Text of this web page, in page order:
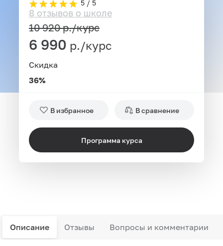
5 / 5
8 отзывов о школе
10 920р./курс
6 990 р./курс
Скидка
36%
В избранное В сравнение
Программа курса
Описание Отзывы Вопросы и комментарии